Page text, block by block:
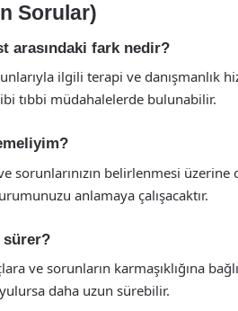
Sorular)
arasındaki fark nedir?
ilgili terapi ve danışmanlık
tıbbi müdahalelerde bulunabilir.
sorunlarınızın belirlenmesi
anlamaya çalışacaktır.
sürer?
ve sorunların karmaşıklığına
daha uzun sürebilir.